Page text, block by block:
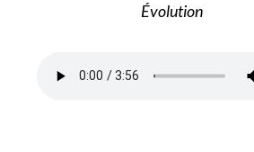
Évolution